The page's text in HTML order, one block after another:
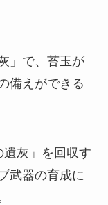
」で、苔玉が
備えができる
灰」を回収す
武器の育成に